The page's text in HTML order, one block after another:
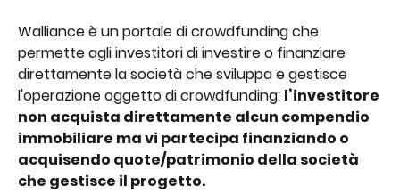
Walliance è un portale di crowdfunding che
permette agli investitori di investire o finanziare
direttamente la società che sviluppa e gestisce
l'operazione oggetto di crowdfunding: l’investitore
non acquista direttamente alcun compendio
immobiliare ma vi partecipa finanziando o
acquisendo quote/patrimonio della società
che gestisce il progetto.